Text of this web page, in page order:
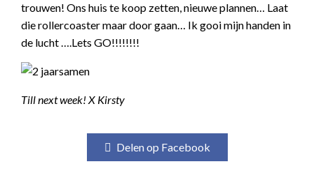
trouwen! Ons huis te koop zetten, nieuwe plannen… Laat
die rollercoaster maar door gaan… Ik gooi mijn handen in
de lucht ….Lets GO!!!!!!!!
Till next week! X Kirsty
Delen op Facebook